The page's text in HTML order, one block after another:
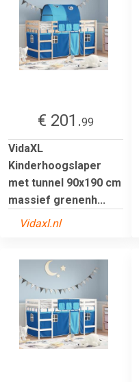
€ 201.99
VidaXL
Kinderhoogslaper
met tunnel 90x190 cm
massief grenenh...
Vidaxl.nl